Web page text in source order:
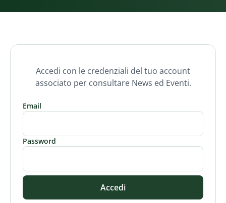
Accedi con le credenziali del tuo account
associato per consultare News ed Eventi.
Email
Password
Accedi